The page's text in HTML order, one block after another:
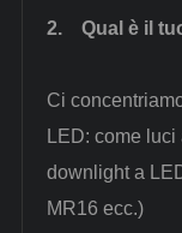
2. Qual è il
Ci
LED: come
downlight a
MR16 ecc.)